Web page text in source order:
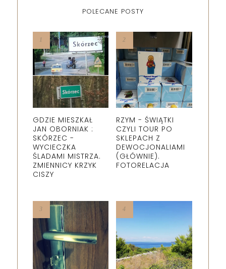
POLECANE POSTY
GDZIE MIESZKAŁ
JAN OBORNIAK :
SKÓRZEC -
WYCIECZKA
ŚLADAMI MISTRZA.
ZMIENNICY KRZYK
CISZY
RZYM - ŚWIĄTKI
CZYLI TOUR PO
SKLEPACH Z
DEWOCJONALIAMI
(GŁÓWNIE).
FOTORELACJA